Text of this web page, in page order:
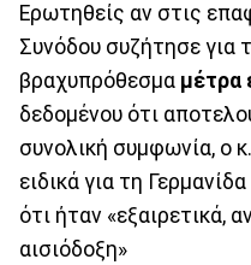
Ερωτηθείς αν στις
Συνόδου συζήτησε για
βραχυπρόθεσμα μέτρα
δεδομένου ότι
συνολική συμφωνία, ο
ειδικά για τη
ότι ήταν «εξαιρετικά,
αισιόδοξη»